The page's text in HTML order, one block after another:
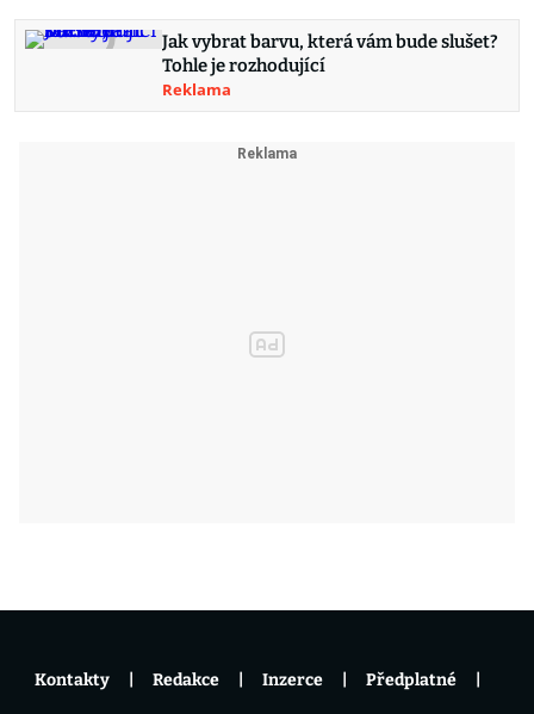
Jak vybrat barvu, která vám bude slušet?
Tohle je rozhodující
Reklama
Kontakty Redakce Inzerce Předplatné